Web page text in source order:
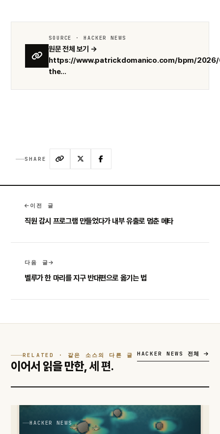
SOURCE · HACKER NEWS
원문 전체 보기 →
https://www.patrickdomanico.com/bpm/
the...
SHARE
이전 글
직원 감시 프로그램 만들었다가 내부 유출로 멈춘 메타
다음 글
벨루가 한 마리를 지구 반대편으로 옮기는 법
RELATED · 같은 소스의 다른 글
이어서 읽을 만한,세 편.
HACKER NEWS 전체
HACKER NEWS